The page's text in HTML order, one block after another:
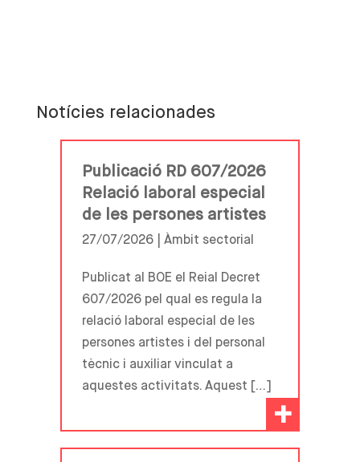
Notícies relacionades
Publicació RD 607/2026
Relació laboral especial
de les persones artistes
27/07/2026 | Àmbit sectorial
Publicat al BOE el Reial Decret
607/2026 pel qual es regula la
relació laboral especial de les
persones artistes i del personal
tècnic i auxiliar vinculat a
aquestes activitats. Aquest […]
+